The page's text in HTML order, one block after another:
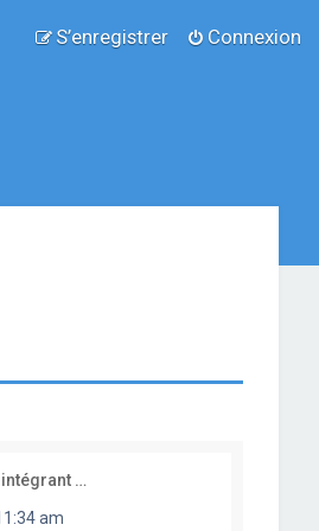
Connexion
S’enregistrer
intégrant …
am